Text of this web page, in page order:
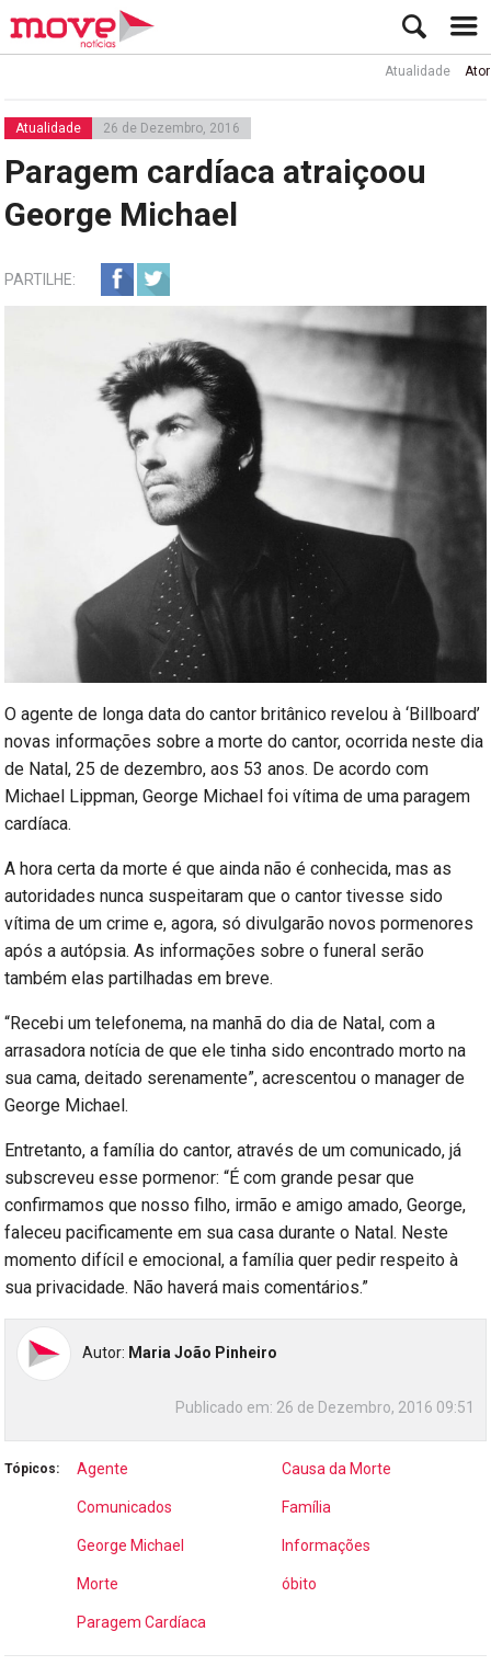
Atualidade Ator Rui
Atualidade 26 de Dezembro, 2016
Paragem cardíaca atraiçoou
George Michael
PARTILHE:
O agente de longa data do cantor britânico revelou à ‘Billboard’
novas informações sobre a morte do cantor, ocorrida neste dia
de Natal, 25 de dezembro, aos 53 anos. De acordo com
Michael Lippman, George Michael foi vítima de uma paragem
cardíaca.
A hora certa da morte é que ainda não é conhecida, mas as
autoridades nunca suspeitaram que o cantor tivesse sido
vítima de um crime e, agora, só divulgarão novos pormenores
após a autópsia. As informações sobre o funeral serão
também elas partilhadas em breve.
“Recebi um telefonema, na manhã do dia de Natal, com a
arrasadora notícia de que ele tinha sido encontrado morto na
sua cama, deitado serenamente”, acrescentou o manager de
George Michael.
Entretanto, a família do cantor, através de um comunicado, já
subscreveu esse pormenor: “É com grande pesar que
confirmamos que nosso filho, irmão e amigo amado, George,
faleceu pacificamente em sua casa durante o Natal. Neste
momento difícil e emocional, a família quer pedir respeito à
sua privacidade. Não haverá mais comentários.”
Autor: Maria João Pinheiro
Publicado em: 26 de Dezembro, 2016 09:51
Tópicos: Agente Causa da Morte
Comunicados Família
George Michael Informações
Morte óbito
Paragem Cardíaca